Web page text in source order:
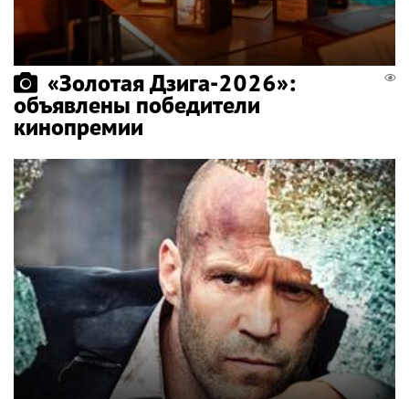
«Золотая Дзига-2026»:
объявлены победители
кинопремии